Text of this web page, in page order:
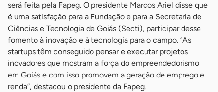
será feita pela Fapeg. O presidente Marcos Ariel disse que
é uma satisfação para a Fundação e para a Secretaria de
Ciências e Tecnologia de Goiás (Secti), participar desse
fomento à inovação e à tecnologia para o campo. “As
startups têm conseguido pensar e executar projetos
inovadores que mostram a força do empreendedorismo
em Goiás e com isso promovem a geração de emprego e
renda”, destacou o presidente da Fapeg.